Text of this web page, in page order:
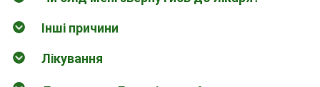
Інші причини
Лікування